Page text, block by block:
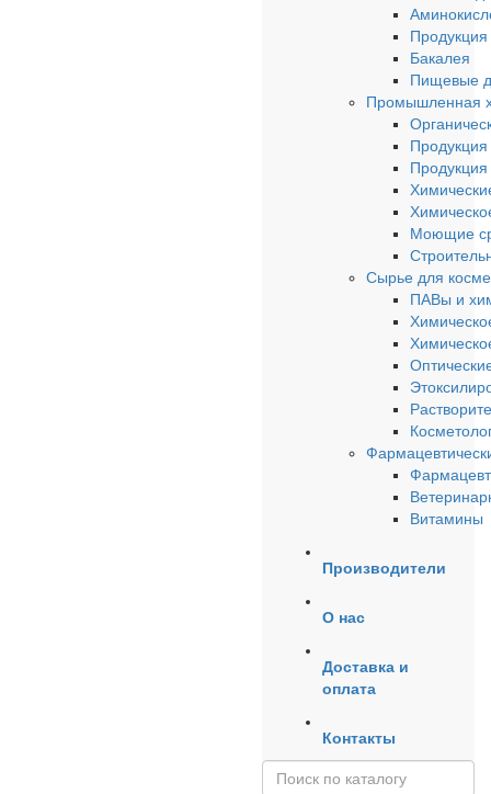
Бакалея
Пищевые
Промышленная
Моющие
Сырье для
ПАВы и
Витамины
Производители
О нас
Доставка и
оплата
Контакты